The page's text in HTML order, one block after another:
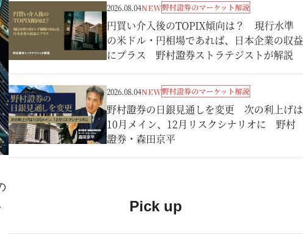
2026.08.04NEW野村證券のマーケット解説
円買い介入後のTOPIX傾向は？ 現行水準
の米ドル・円相場であれば、日本企業の収益
にプラス 野村證券ストラテジストが解説
2026.08.04NEW野村證券のマーケット解説
野村證券の日銀見通しを変更 次の利上げは
10月メイン、12月リスクシナリオに 野村
證券・森田京平
Pick up